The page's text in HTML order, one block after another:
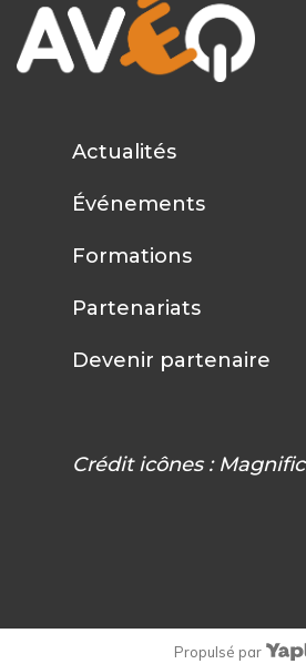
Actualités
Événements
Formations
Partenariats
Devenir partenaire
Crédit icônes : Magnific
Propulsé par